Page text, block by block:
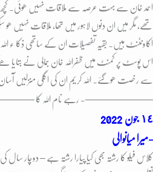
احمد خان سے بہت عرصہ سے ملاقات نہیں ھوئی۔ کچھ
تھے، مگر میں ان دنوں لاہور میں تھا، ملاقات نہیں ھو
اکاونٹنٹ ہیں۔ بقیہ تفصیلات ان کے ساتھی ذکا ء
سے رخصت ھوگئے۔ اللہ کریم ان کی اگلی منزلیں
———————- رہے نام اللہ کا
١٤ جون 2022
میرا میانوالی-
کلاس فیلو کا رشتہ بھی کیا پیارا رشتہ ہے – دوچار